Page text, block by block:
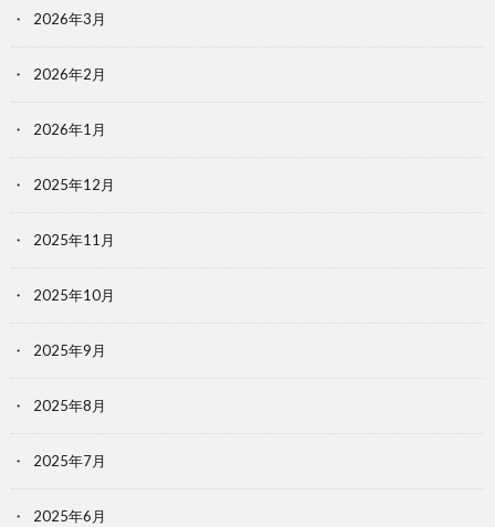
2026年3月
2026年2月
2026年1月
2025年12月
2025年11月
2025年10月
2025年9月
2025年8月
2025年7月
2025年6月